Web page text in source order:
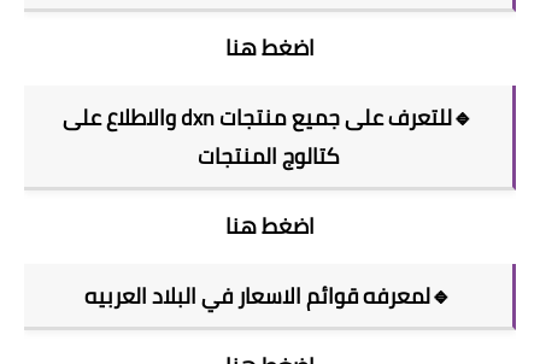
اضغط هنا
🔹للتعرف على جميع منتجات dxn والاطلاع على
كتالوج المنتجات
اضغط هنا
🔹لمعرفه قوائم الاسعار في البلاد العربيه